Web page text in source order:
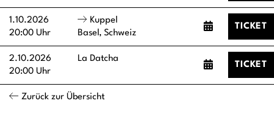
1.10.2026
20:00 Uhr
Kuppel
Basel, Schweiz
TICKET
2.10.2026
20:00 Uhr
La Datcha
TICKET
Zurück zur Übersicht